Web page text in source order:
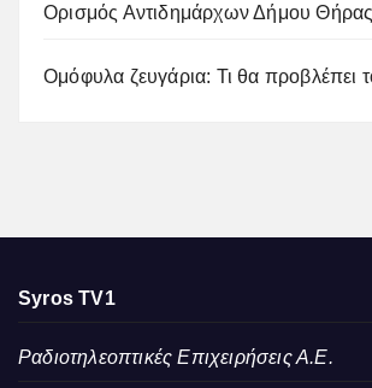
Ορισμός Αντιδημάρχων Δήμου Θήρας
Ομόφυλα ζευγάρια: Τι θα προβλέπει
Syros TV1
Ραδιοτηλεοπτικές Επιχειρήσεις Α.Ε.